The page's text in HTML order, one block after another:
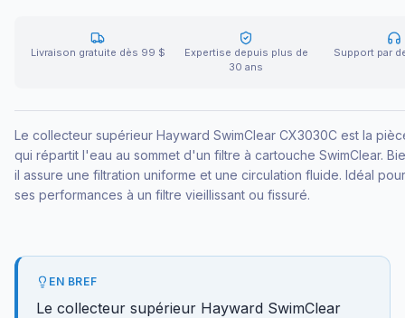
Livraison gratuite dès 99 $
Expertise depuis plus de
30 ans
Support par
Le collecteur supérieur Hayward SwimClear CX3030C est la
qui répartit l'eau au sommet d'un filtre à cartouche SwimClear.
il assure une filtration uniforme et une circulation fluide. Idéal
ses performances à un filtre vieillissant ou fissuré.
EN BREF
Le collecteur supérieur Hayward SwimClear